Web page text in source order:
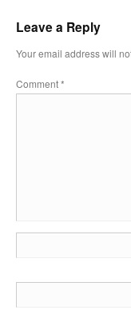
Leave a Reply
Your email address will
Comment*